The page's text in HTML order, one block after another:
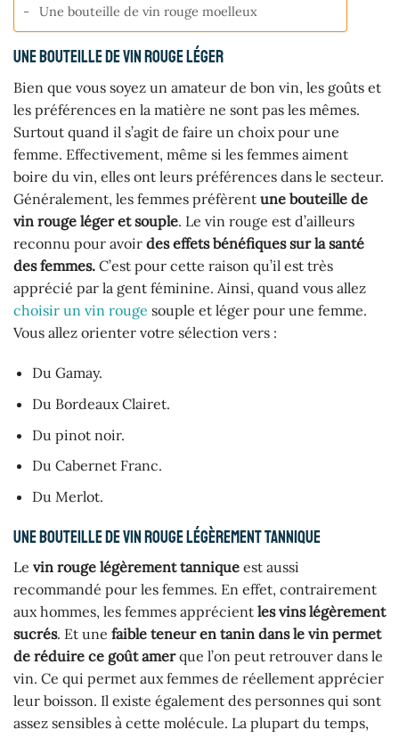
Une bouteille de vin rouge moelleux
Une bouteille de vin rouge léger
Bien que vous soyez un amateur de bon vin, les goûts et
les préférences en la matière ne sont pas les mêmes.
Surtout quand il s’agit de faire un choix pour une
femme. Effectivement, même si les femmes aiment
boire du vin, elles ont leurs préférences dans le secteur.
Généralement, les femmes préfèrent une bouteille de
vin rouge léger et souple. Le vin rouge est d’ailleurs
reconnu pour avoir des effets bénéfiques sur la santé
des femmes. C’est pour cette raison qu’il est très
apprécié par la gent féminine. Ainsi, quand vous allez
choisir un vin rouge souple et léger pour une femme.
Vous allez orienter votre sélection vers :
Du Gamay.
Du Bordeaux Clairet.
Du pinot noir.
Du Cabernet Franc.
Du Merlot.
Une bouteille de vin rouge légèrement tannique
Le vin rouge légèrement tannique est aussi
recommandé pour les femmes. En effet, contrairement
aux hommes, les femmes apprécient les vins légèrement
sucrés. Et une faible teneur en tanin dans le vin permet
de réduire ce goût amerque l’on peut retrouver dans le
vin. Ce qui permet aux femmes de réellement apprécier
leur boisson. Il existe également des personnes qui sont
assez sensibles à cette molécule. La plupart du temps,